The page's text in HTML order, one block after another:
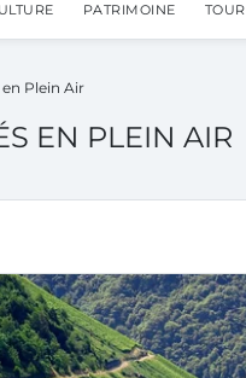
PATRIMOINE
Plein Air
EN PLEIN AIR